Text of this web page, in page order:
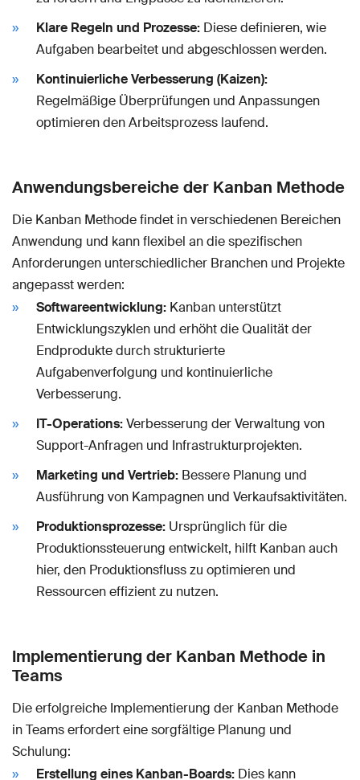
Klare Regeln und Prozesse: Diese definieren, wie
Aufgaben bearbeitet und abgeschlossen werden.
Kontinuierliche Verbesserung (Kaizen):
Regelmäßige Überprüfungen und Anpassungen
optimieren den Arbeitsprozess laufend.
Anwendungsbereiche der Kanban Methode
Die Kanban Methode findet in verschiedenen Bereichen
Anwendung und kann flexibel an die spezifischen
Anforderungen unterschiedlicher Branchen und Projekte
angepasst werden:
Softwareentwicklung: Kanban unterstützt
Entwicklungszyklen und erhöht die Qualität der
Endprodukte durch strukturierte
Aufgabenverfolgung und kontinuierliche
Verbesserung.
IT-Operations:Verbesserung der Verwaltung von
Support-Anfragen und Infrastrukturprojekten.
Marketing und Vertrieb: Bessere Planung und
Ausführung von Kampagnen und Verkaufsaktivitäten.
Produktionsprozesse: Ursprünglich für die
Produktionssteuerung entwickelt, hilft Kanban auch
hier, den Produktionsfluss zu optimieren und
Ressourcen effizient zu nutzen.
Implementierung der Kanban Methode in
Teams
Die erfolgreiche Implementierung der Kanban Methode
in Teams erfordert eine sorgfältige Planung und
Schulung:
Erstellung eines Kanban-Boards: Dies kann